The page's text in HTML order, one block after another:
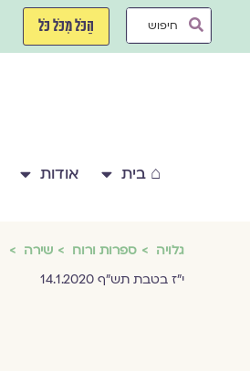
Search
הַכֹּל מִכֹּל כֹּל
⌂ בית אודות
גלויה ספרות ורוח
שירה
י"ז בטבת תש"ף 14.1.2020